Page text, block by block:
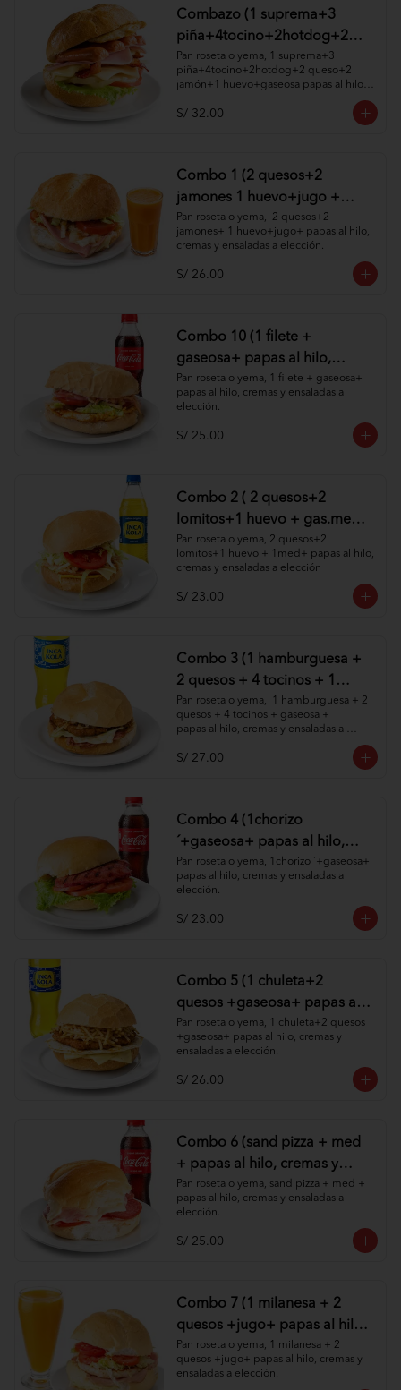
Combazo (1 suprema+3
piña+4tocino+2hotdog+2
queso+2 jamón+1
huevo+gaseosa papas al hilo,
Pan roseta o yema, 1 suprema+3
piña+4tocino+2hotdog+2 queso+2
jamón+1 huevo+gaseosa papas al hilo,
S/ 32.00
Combo 1 (2 quesos+2
jamones 1 huevo+jugo +
papas al hilo, cremas y
ensaladas )
Pan roseta o yema,  2 quesos+2
jamones+ 1 huevo+jugo+ papas al hilo,
cremas y ensaladas a elección.
S/ 26.00
Combo 10 (1 filete +
gaseosa+ papas al hilo,
cremas y ensaladas )
Pan roseta o yema, 1 filete + gaseosa+
papas al hilo, cremas y ensaladas a
elección.
S/ 25.00
Combo 2 ( 2 quesos+2
lomitos+1 huevo + gas.med
+ papas al hilo, cremas y
ensaladas )
Pan roseta o yema, 2 quesos+2
lomitos+1 huevo + 1med+ papas al hilo,
cremas y ensaladas a elección
S/ 23.00
Combo 3 (1 hamburguesa +
2 quesos + 4 tocinos + 1
gaseosa + papas al hilo,
cremas y ensaladas )
Pan roseta o yema,  1 hamburguesa + 2
quesos + 4 tocinos + gaseosa +
papas al hilo, cremas y ensaladas a
S/ 27.00
Combo 4 (1chorizo
´+gaseosa+ papas al hilo,
cremas y ensaladas )
Pan roseta o yema, 1chorizo ´+gaseosa+
papas al hilo, cremas y ensaladas a
elección.
S/ 23.00
Combo 5 (1 chuleta+2
quesos +gaseosa+ papas al
hilo, cremas y ensaladas )
Pan roseta o yema, 1 chuleta+2 quesos
+gaseosa+ papas al hilo, cremas y
ensaladas a elección.
S/ 26.00
Combo 6 (sand pizza + med
+ papas al hilo, cremas y
ensaladas )
Pan roseta o yema, sand pizza + med +
papas al hilo, cremas y ensaladas a
elección.
S/ 25.00
Combo 7 (1 milanesa + 2
quesos +jugo+ papas al hilo,
cremas y ensaladas )
Pan roseta o yema, 1 milanesa + 2
quesos +jugo+ papas al hilo, cremas y
ensaladas a elección.